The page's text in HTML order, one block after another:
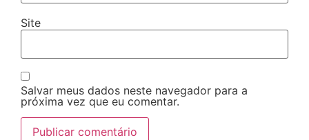
Site
Salvar meus dados neste navegador para a
próxima vez que eu comentar.